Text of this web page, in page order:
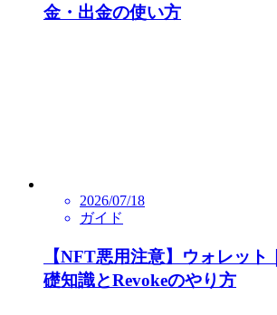
金・出金の使い方
2026/07/18
ガイド
【NFT悪用注意】ウォレッ
礎知識とRevokeのやり方